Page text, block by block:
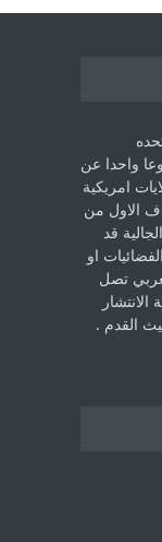
‏تنقطع اسبوعا واحدا عن
امريكية
الاول من
قد
او
تصل
القدم .